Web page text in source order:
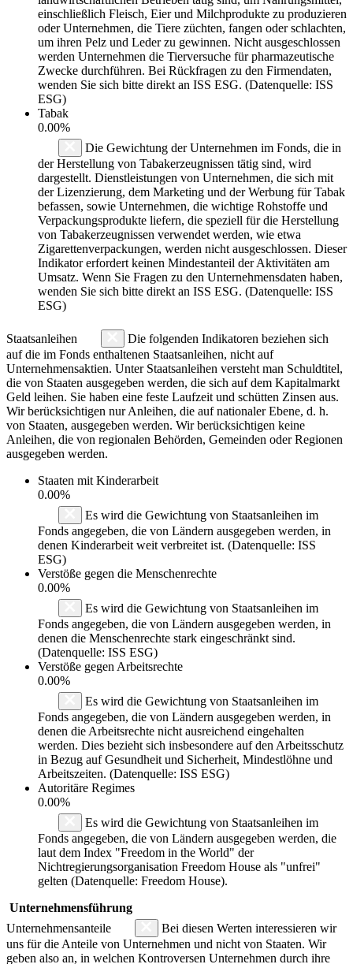
einschließlich Fleisch, Eier und Milchprodukte zu produzieren
oder Unternehmen, die Tiere züchten, fangen oder schlachten,
um ihren Pelz und Leder zu gewinnen. Nicht ausgeschlossen
werden Unternehmen die Tierversuche für pharmazeutische
Zwecke durchführen. Bei Rückfragen zu den Firmendaten,
wenden Sie sich bitte direkt an ISS ESG. (Datenquelle: ISS
ESG)
Tabak
0.00%
Die Gewichtung der Unternehmen im Fonds, die in
der Herstellung von Tabakerzeugnissen tätig sind, wird
dargestellt. Dienstleistungen von Unternehmen, die sich mit
der Lizenzierung, dem Marketing und der Werbung für Tabak
befassen, sowie Unternehmen, die wichtige Rohstoffe und
Verpackungsprodukte liefern, die speziell für die Herstellung
von Tabakerzeugnissen verwendet werden, wie etwa
Zigarettenverpackungen, werden nicht ausgeschlossen. Dieser
Indikator erfordert keinen Mindestanteil der Aktivitäten am
Umsatz. Wenn Sie Fragen zu den Unternehmensdaten haben,
wenden Sie sich bitte direkt an ISS ESG. (Datenquelle: ISS
ESG)
Staatsanleihen
Die folgenden Indikatoren beziehen sich
auf die im Fonds enthaltenen Staatsanleihen, nicht auf
Unternehmensaktien. Unter Staatsanleihen versteht man Schuldtitel,
die von Staaten ausgegeben werden, die sich auf dem Kapitalmarkt
Geld leihen. Sie haben eine feste Laufzeit und schütten Zinsen aus.
Wir berücksichtigen nur Anleihen, die auf nationaler Ebene, d. h.
von Staaten, ausgegeben werden. Wir berücksichtigen keine
Anleihen, die von regionalen Behörden, Gemeinden oder Regionen
ausgegeben werden.
Staaten mit Kinderarbeit
0.00%
Es wird die Gewichtung von Staatsanleihen im
Fonds angegeben, die von Ländern ausgegeben werden, in
denen Kinderarbeit weit verbreitet ist. (Datenquelle: ISS
ESG)
Verstöße gegen die Menschenrechte
0.00%
Es wird die Gewichtung von Staatsanleihen im
Fonds angegeben, die von Ländern ausgegeben werden, in
denen die Menschenrechte stark eingeschränkt sind.
(Datenquelle: ISS ESG)
Verstöße gegen Arbeitsrechte
0.00%
Es wird die Gewichtung von Staatsanleihen im
Fonds angegeben, die von Ländern ausgegeben werden, in
denen die Arbeitsrechte nicht ausreichend eingehalten
werden. Dies bezieht sich insbesondere auf den Arbeitsschutz
in Bezug auf Gesundheit und Sicherheit, Mindestlöhne und
Arbeitszeiten. (Datenquelle: ISS ESG)
Autoritäre Regimes
0.00%
Es wird die Gewichtung von Staatsanleihen im
Fonds angegeben, die von Ländern ausgegeben werden, die
laut dem Index "Freedom in the World" der
Nichtregierungsorganisation Freedom House als "unfrei"
gelten (Datenquelle: Freedom House).
Unternehmensführung
Unternehmensanteile
Bei diesen Werten interessieren wir
uns für die Anteile von Unternehmen und nicht von Staaten. Wir
geben also an, in welchen Kontroversen Unternehmen durch ihre